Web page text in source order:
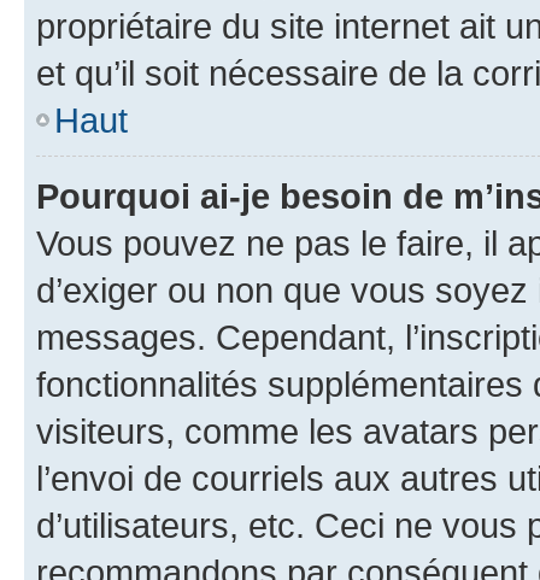
propriétaire du site internet ait
et qu’il soit nécessaire de la
Haut
Pourquoi ai-je besoin de
Vous pouvez ne pas le faire, il
d’exiger ou non que vous
messages. Cependant,
fonctionnalités
visiteurs, comme les avatars
l’envoi de courriels aux autres
d’utilisateurs, etc. Ceci ne vous
recommandons par conséquent